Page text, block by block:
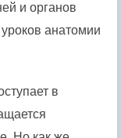
и органов
анатомии
в